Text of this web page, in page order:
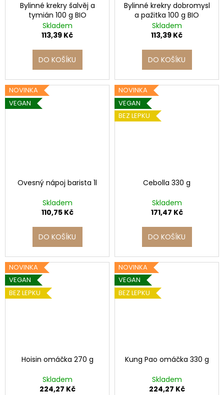
Bylinné krekry šalvěj a
tymián 100 g BIO
Skladem
113,39 Kč
DO KOŠÍKU
Bylinné krekry dobromysl
a pažitka 100 g BIO
Skladem
113,39 Kč
DO KOŠÍKU
NOVINKA
VEGAN
Ovesný nápoj barista 1l
Skladem
110,75 Kč
DO KOŠÍKU
NOVINKA
VEGAN
BEZ LEPKU
Cebolla 330 g
Skladem
171,47 Kč
DO KOŠÍKU
NOVINKA
VEGAN
BEZ LEPKU
Hoisin omáčka 270 g
Skladem
224,27 Kč
NOVINKA
VEGAN
BEZ LEPKU
Kung Pao omáčka 330 g
Skladem
224,27 Kč